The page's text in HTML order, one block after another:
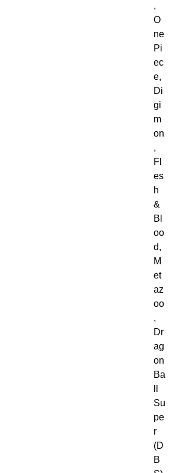
,
O
ne
Pi
ec
e,
Di
gi
m
on
,
Fl
es
h
&
Bl
oo
d,
M
et
az
oo
,
Dr
ag
on
Ba
Su
pe
r
(D
B